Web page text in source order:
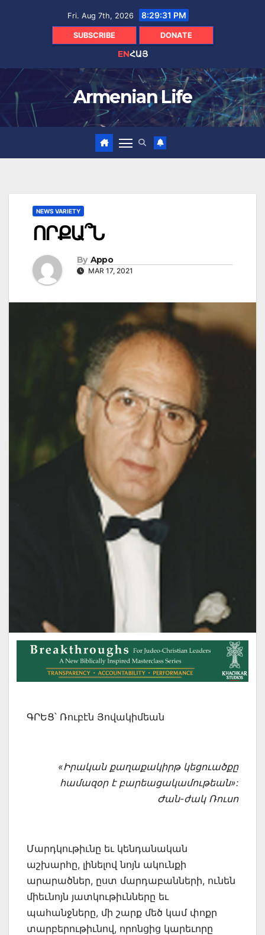
Fri. Aug 7th, 2026 8:29:33 PM
SUBSCRIBE DONATE
ENՀԱՅ
Armenian Life
NEWS VARIETY
ՈՐՔԱ՞Ն
By Appo
MAR 17, 2021
ԳՐԵՑ՝ Ռուբէն Յովակիմեան
«Իրական քաղաքակիրթ կեցուածքը
համազօր է բարեացակամութեան»:
Ժան-ժակ Ռուսո
Մարդկութիւնը եւ կենդանական
աշխարհը, լինելով նոյն ակունքի
արարածներ, ըստ մարդաբանների, ունեն
միեւնոյն յատկութիւնները եւ
պահանջները, մի շարք մեծ կամ փոքր
տարբերութիւնով, որոնցից կարեւորը